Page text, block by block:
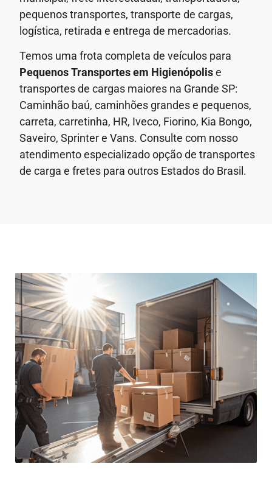
pequenos transportes, transporte de cargas,
logística, retirada e entrega de mercadorias.
Temos uma frota completa de veículos para
Pequenos Transportes em Higienópolise
transportes de cargas maiores na Grande SP:
Caminhão baú, caminhões grandes e pequenos,
carreta, carretinha, HR, Iveco, Fiorino, Kia Bongo,
Saveiro, Sprinter e Vans. Consulte com nosso
atendimento especializado opção de transportes
de carga e fretes para outros Estados do Brasil.